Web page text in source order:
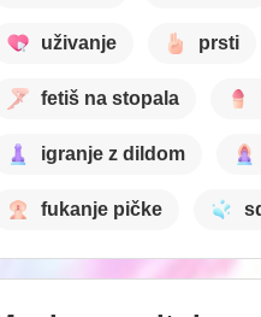
uživanje prsti
fetiš na stopala
igranje z dildom
fukanje pičke